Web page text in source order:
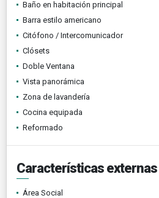
Baño en habitación principal
Barra estilo americano
Citófono / Intercomunicador
Clósets
Doble Ventana
Vista panorámica
Zona de lavandería
Cocina equipada
Reformado
Características externas
Área Social